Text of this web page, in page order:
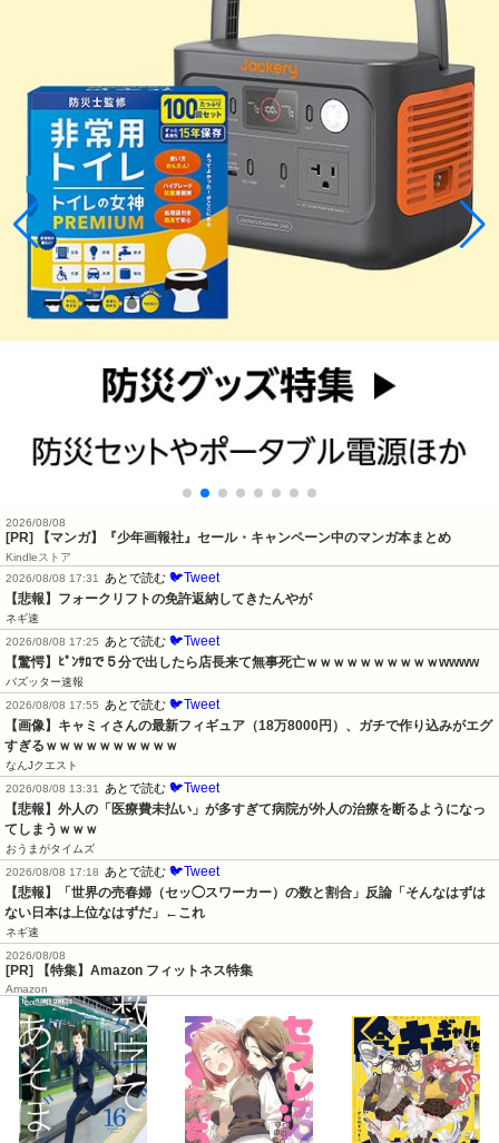
2026/08/08
[PR] 【マンガ】『少年画報社』セール・キャンペーン中のマンガ本まとめ
Kindleストア
2026/08/08 17:31 あとで読む 🐦Tweet
【悲報】フォークリフトの免許返納してきたんやが
ネギ速
2026/08/08 17:25 あとで読む 🐦Tweet
【驚愕】ﾋﾟﾝｻﾛで５分で出したら店長来て無事死亡ｗｗｗｗｗｗｗｗｗｗwwww
バズッター速報
2026/08/08 17:55 あとで読む 🐦Tweet
【画像】キャミィさんの最新フィギュア（18万8000円）、ガチで作り込みがエグ
すぎるｗｗｗｗｗｗｗｗｗｗ
なんJクエスト
2026/08/08 13:31 あとで読む 🐦Tweet
【悲報】外人の「医療費未払い」が多すぎて病院が外人の治療を断るようになっ
てしまうｗｗｗ
おうまがタイムズ
2026/08/08 17:18 あとで読む 🐦Tweet
【悲報】「世界の売春婦（セッ◯スワーカー）の数と割合」反論「そんなはずは
ない日本は上位なはずだ」←これ
ネギ速
2026/08/08
[PR] 【特集】Amazon フィットネス特集
Amazon